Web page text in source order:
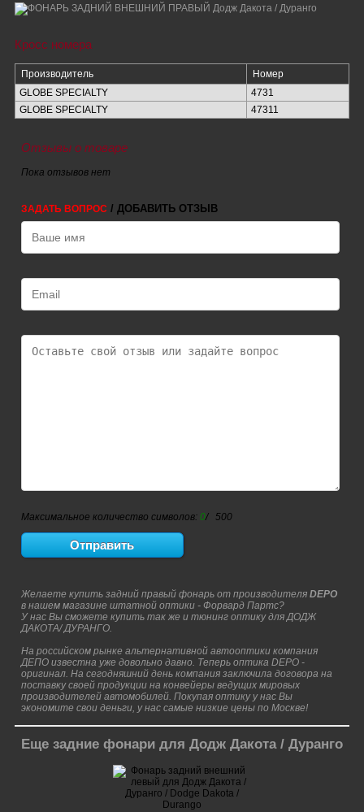
Кросс номера
Производитель
Номер
GLOBE SPECIALTY
4731
GLOBE SPECIALTY
47311
Отзывы о товаре
Пока отзывов нет
ЗАДАТЬ ВОПРОС / ДОБАВИТЬ ОТЗЫВ
Максимальное количество символов: 0/ 500
Желаете купить задний правый фонарь от производителя DEPO
в нашем магазине штатной оптики - Форвард Партс?
У нас Вы сможете купить так же и тюнинг оптику для ДОДЖ
ДАКОТА/ ДУРАНГО.
На российском рынке альтернативной автооптики компания
ДЕПО известна уже довольно давно. Теперь оптика DEPO -
оригинал. На сегодняшний день компания заключила договора на
поставку своей продукции на конвейеры ведущих мировых
производителей автомобилей. Покупая оптику у нас Вы
экономите свои деньги, у нас самые низкие цены по Москве!
Еще задние фонари для Додж Дакота / Дуранго